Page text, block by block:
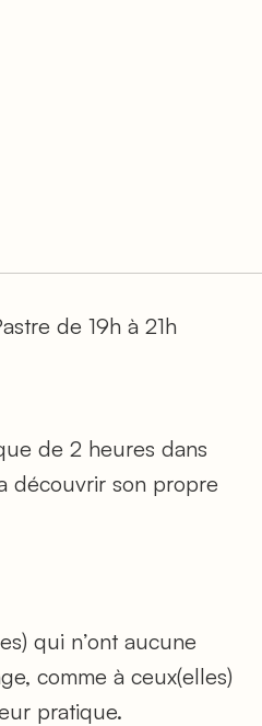
de 19h à 21h
de 2 heures dans
découvrir son propre
qui n’ont aucune
comme à ceux(elles)
pratique.